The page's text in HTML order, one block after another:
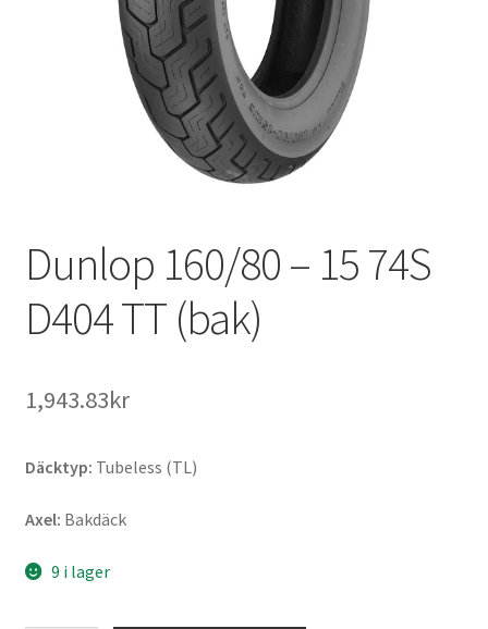
Dunlop 160/80 – 15 74S
D404 TT (bak)
1,943.83kr
Däcktyp: Tubeless (TL)
Axel: Bakdäck
9 i lager